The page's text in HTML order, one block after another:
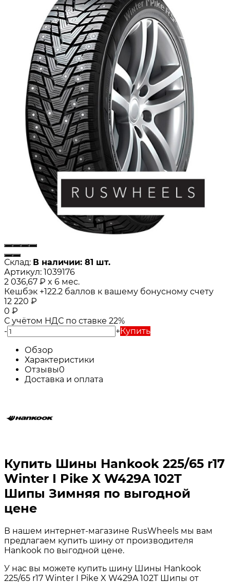
Склад: В наличии: 81 шт.
Артикул: 1039176
2 036,67 ₽ x 6 мес.
Кешбэк +122.2 баллов к вашему бонусному счету
12 220 ₽
0 ₽
С учётом НДС по ставке 22%
-
+Купить
Обзор
Характеристики
Отзывы0
Доставка и оплата
Купить Шины Hankook 225/65 r17
Winter I Pike X W429A 102T
Шипы Зимняя по выгодной
цене
В нашем интернет-магазине RusWheels мы вам
предлагаем купить шину от производителя
Hankook по выгодной цене.
У нас вы можете купить шину Шины Hankook
225/65 r17 Winter I Pike X W429A 102T Шипы от